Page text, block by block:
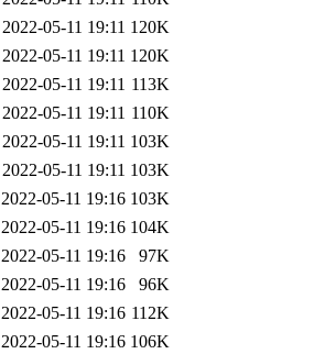
2022-05-11 19:11 120K
2022-05-11 19:11 120K
2022-05-11 19:11 113K
2022-05-11 19:11 110K
2022-05-11 19:11 103K
2022-05-11 19:11 103K
2022-05-11 19:16 103K
2022-05-11 19:16 104K
2022-05-11 19:16
97K
2022-05-11 19:16
96K
2022-05-11 19:16 112K
2022-05-11 19:16 106K